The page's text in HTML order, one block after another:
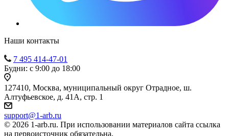
Наши контакты
7 495 414-47-01
Будни: с 9:00 до 18:00
127410, Москва, муниципальный округ Отрадное, ш.
Алтуфьевское, д. 41А, стр. 1
support@1-arb.ru
© 2026 1-arb.ru. При использовании материалов сайта ссылка
на первоисточник обязательна.